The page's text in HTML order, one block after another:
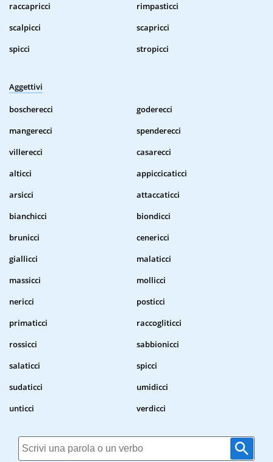
raccapricci
rimpasticci
scalpicci
scapricci
spicci
stropicci
Aggettivi
boscherecci
goderecci
mangerecci
spenderecci
villerecci
casarecci
alticci
appiccicaticci
arsicci
attaccaticci
bianchicci
biondicci
brunicci
cenericci
giallicci
malaticci
massicci
mollicci
nericci
posticci
primaticci
raccogliticci
rossicci
sabbionicci
salaticci
spicci
sudaticci
umidicci
unticci
verdicci